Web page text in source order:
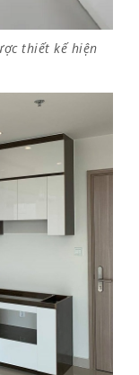
thiết kế hiện